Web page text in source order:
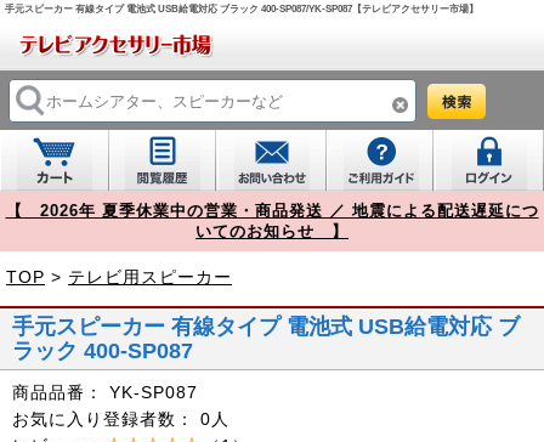
手元スピーカー 有線タイプ 電池式 USB給電対応 ブラック 400-SP087/YK-SP087【テレビアクセサリー市場】
【 2026年 夏季休業中の営業・商品発送 ／ 地震による配送遅延につ
いてのお知らせ 】
TOP > テレビ用スピーカー
手元スピーカー 有線タイプ 電池式 USB給電対応 ブ
ラック 400-SP087
商品品番：
YK-SP087
お気に入り登録者数：
0人